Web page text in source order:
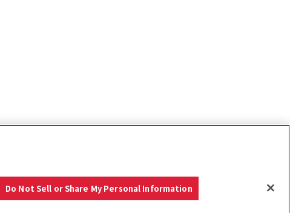
にて紹介されました。
Do Not Sell or Share My Personal Information